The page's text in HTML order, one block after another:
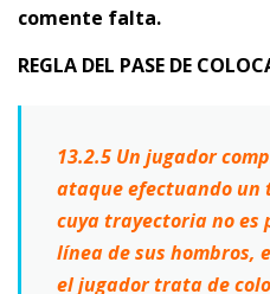
comente falta.
REGLA DEL PASE DE
13.2.5 Un jugador
ataque efectuando un
cuya trayectoria no es
línea de sus hombros,
el jugador trata de